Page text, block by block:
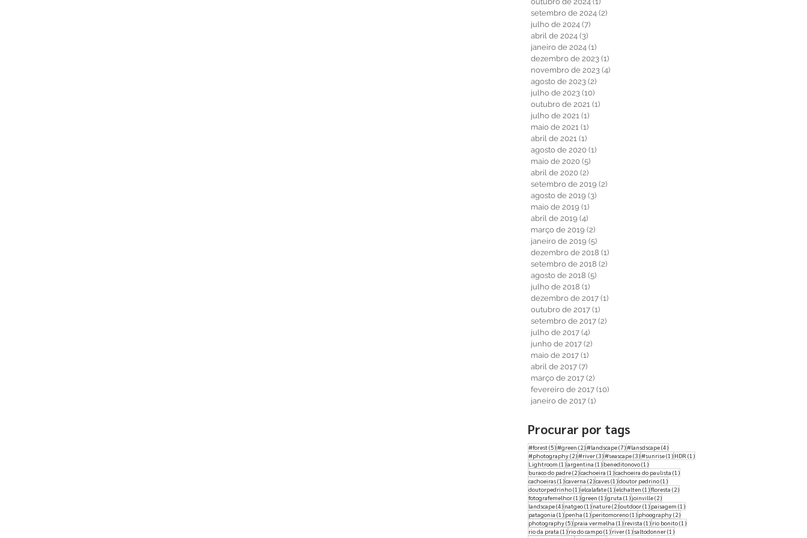
setembro de 2024 (2)
julho de 2024 (7)
abril de 2024 (3)
janeiro de 2024 (1)
dezembro de 2023 (1)
novembro de 2023 (4)
agosto de 2023 (2)
julho de 2023 (10)
outubro de 2021 (1)
julho de 2021 (1)
maio de 2021 (1)
abril de 2021 (1)
agosto de 2020 (1)
maio de 2020 (5)
abril de 2020 (2)
setembro de 2019 (2)
agosto de 2019 (3)
maio de 2019 (1)
abril de 2019 (4)
março de 2019 (2)
janeiro de 2019 (5)
dezembro de 2018 (1)
setembro de 2018 (2)
agosto de 2018 (5)
julho de 2018 (1)
dezembro de 2017 (1)
outubro de 2017 (1)
setembro de 2017 (2)
julho de 2017 (4)
junho de 2017 (2)
maio de 2017 (1)
abril de 2017 (7)
março de 2017 (2)
fevereiro de 2017 (10)
janeiro de 2017 (1)
Procurar por tags
#forest(5)5 posts
#green (2)2 posts
#landscape(7)7 posts
#lansdscape(4)4 posts
#photography(2)2 posts
#river(3)3 posts
#seascape(3)3 posts
#sunrise(1)1 post
HDR (1)1 post
Lightroom (1)1 post
argentina (1)1 post
beneditonovo(1)1 post
buraco do padre(2)2 posts
cachoeira (1)1 post
cachoeira do paulista (1)1 post
cachoeiras(1)1 post
caverna (2)2 posts
caves(1)1 post
doutor pedrino(1)1 post
doutorpedrinho(1)1 post
elcalafate(1)1 post
elchalten (1)1 post
floresta (2)2 posts
fotografemelhor(1)1 post
green (1)1 post
gruta (1)1 post
joinville(2)2 posts
landscape(4)4 posts
natgeo(1)1 post
nature(2)2 posts
outdoor(1)1 post
paisagem (1)1 post
patagonia (1)1 post
penha (1)1 post
peritomoreno(1)1 post
phoography(2)2 posts
photography(5)5 posts
praia vermelha (1)1 post
revista (1)1 post
rio bonito(1)1 post
rio da prata (1)1 post
rio do campo(1)1 post
river(1)1 post
saltodonner(1)1 post